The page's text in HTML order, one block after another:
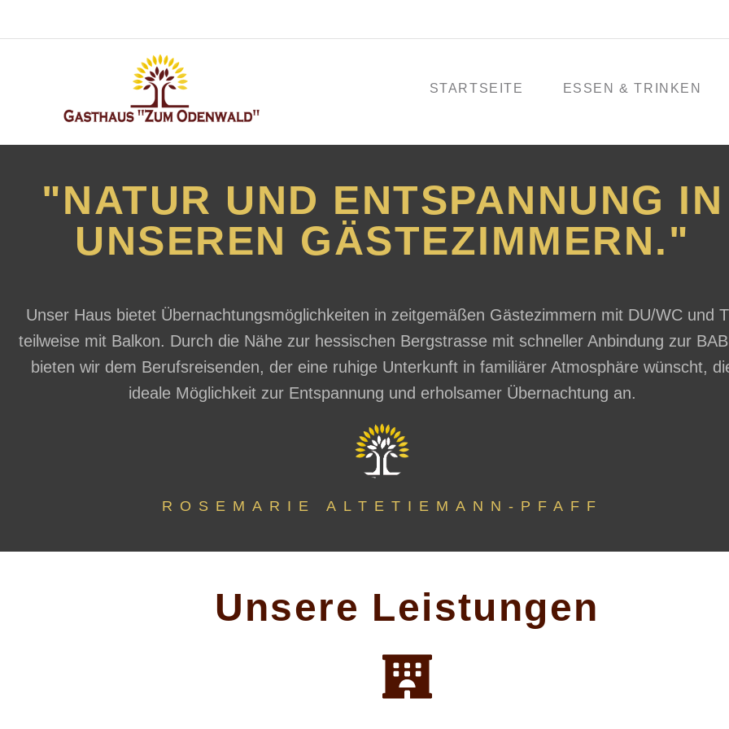
STARTSEITE ESSEN & TRINKEN
"NATUR UND ENTSPANNUNG IN
UNSEREN GÄSTEZIMMERN."
Unser Haus bietet Übernachtungsmöglichkeiten in zeitgemäßen Gästezimmern mit DU/WC und
teilweise mit Balkon. Durch die Nähe zur hessischen Bergstrasse mit schneller Anbindung zur
bieten wir dem Berufsreisenden, der eine ruhige Unterkunft in familiärer Atmosphäre wünscht,
ideale Möglichkeit zur Entspannung und erholsamer Übernachtung an.
ROSEMARIE ALTETIEMANN-PFAFF
Unsere Leistungen